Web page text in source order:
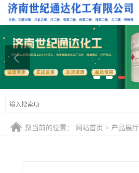
公司首页
公司介绍
产品展厅
证书荣誉
您当前的位置： 网站首页 > 产品展厅